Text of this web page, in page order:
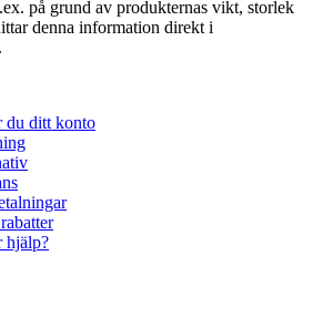
på grund av produkternas vikt, storlek
denna information direkt i
du ditt konto
hjälp?